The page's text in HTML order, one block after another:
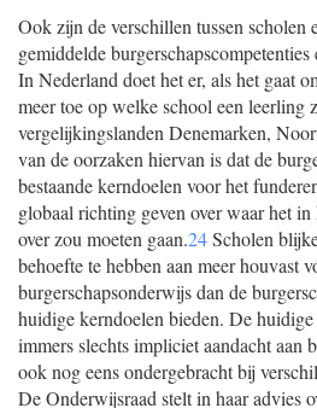
Ook zijn de verschillen tussen scholen
gemiddelde
In Nederland doet het er, als het gaat
meer toe op welke school een leerling
vergelijkingslanden Denemarken,
van de oorzaken hiervan is dat de
bestaande kerndoelen voor het
globaal richting geven over waar het
over zou moeten gaan.24Scholen
behoefte te hebben aan meer houvast
burgerschapsonderwijs dan de
huidige kerndoelen bieden. De huidige
immers slechts impliciet aandacht aan
ook nog eens ondergebracht bij
De Onderwijsraad stelt in haar advies